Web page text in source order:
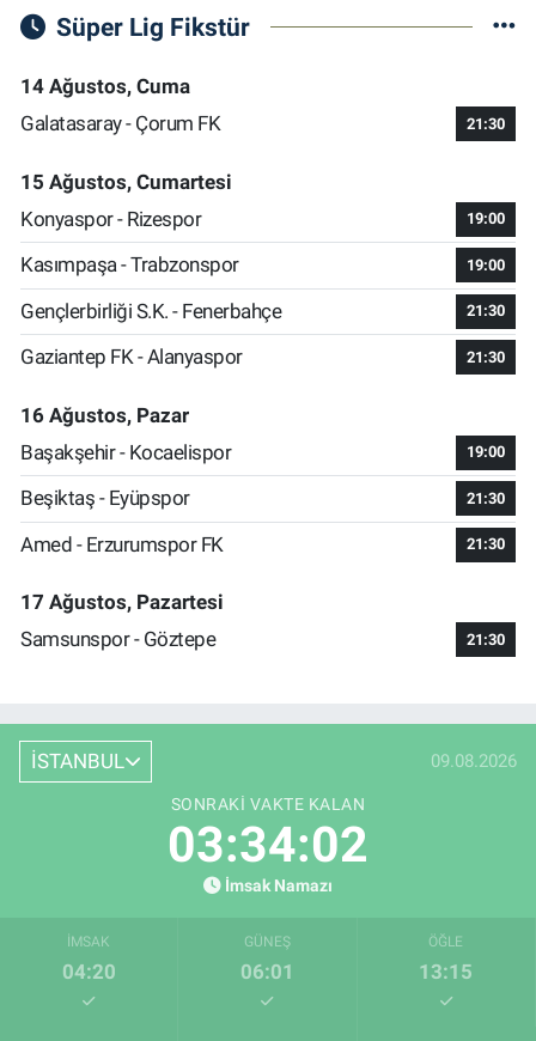
Süper Lig Fikstür
14 Ağustos, Cuma
Galatasaray - Çorum FK
21:30
15 Ağustos, Cumartesi
Konyaspor - Rizespor
19:00
Kasımpaşa - Trabzonspor 19:00
Gençlerbirliği S.K. - Fenerbahçe 21:30
Gaziantep FK - Alanyaspor 21:30
16 Ağustos, Pazar
Başakşehir - Kocaelispor
19:00
Beşiktaş - Eyüpspor 21:30
Amed - Erzurumspor FK 21:30
17 Ağustos, Pazartesi
Samsunspor - Göztepe
21:30
İSTANBUL 09.08.2026
SONRAKI VAKTE KALAN
03:34:02
İmsak Namazı
İMSAK
04:20
GÜNEŞ
06:01
ÖĞLE
13:15